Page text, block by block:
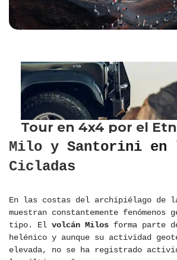
Milo y Santorini en
Cicladas
En las costas del archipiélago de
muestran constantemente fenómenos
tipo. El volcán Milos forma parte
helénico y aunque su actividad
elevada, no se ha registrado